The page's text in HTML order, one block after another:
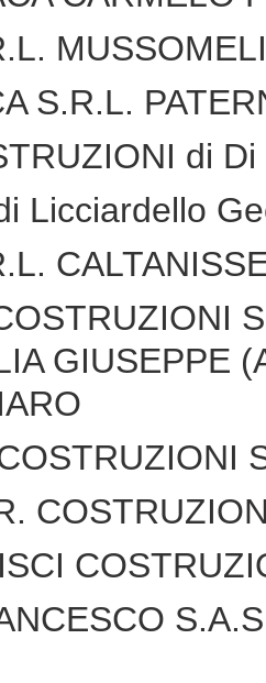
S.R.L.
di
Licciardello
GIUSEPPE